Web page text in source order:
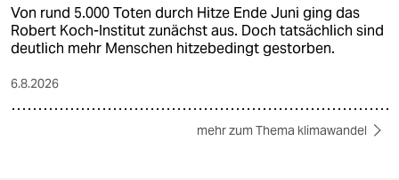
Von rund 5.000 Toten durch Hitze Ende Juni ging das
Robert Koch-Institut zunächst aus. Doch tatsächlich sind
deutlich mehr Menschen hitzebedingt gestorben.
6.8.2026
mehr zum Thema klimawandel